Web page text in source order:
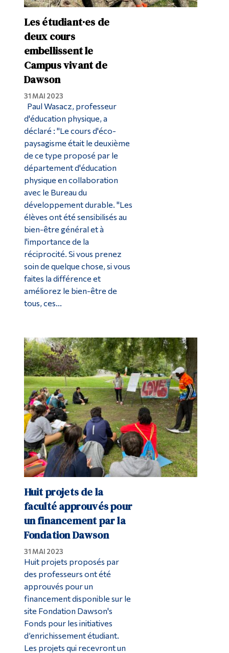
Les étudiant·es de
deux cours
embellissent le
Campus vivant de
Dawson
31 MAI 2023
Paul Wasacz, professeur
d'éducation physique, a
déclaré : "Le cours d'éco-
paysagisme était le deuxième
de ce type proposé par le
département d'éducation
physique en collaboration
avec le Bureau du
développement durable. "Les
élèves ont été sensibilisés au
bien-être général et à
l'importance de la
réciprocité. Si vous prenez
soin de quelque chose, si vous
faites la différence et
améliorez le bien-être de
tous, ces...
Huit projets de la
faculté approuvés pour
un financement par la
Fondation Dawson
31 MAI 2023
Huit projets proposés par
des professeurs ont été
approuvés pour un
financement disponible sur le
site Fondation Dawson's
Fonds pour les initiatives
d’enrichissement étudiant.
Les projets qui recevront un